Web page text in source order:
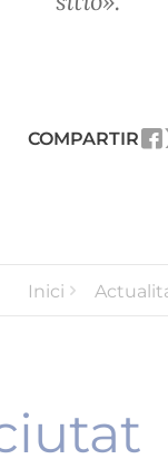
COMPARTIR
Inici
La